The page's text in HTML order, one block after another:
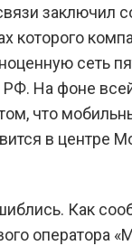
заключил
которого
сеть
РФ. На фоне
что
в центре
Как
оператора